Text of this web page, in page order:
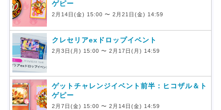
ゲピー
2月14日(金) 15:00 〜 2月21日(金) 14:59
クレセリアexドロップイベント
2月3日(月) 15:00 〜 2月17日(月) 14:59
ゲットチャレンジイベント前半：ヒコザル＆ト
ゲピー
2月7日(金) 15:00 〜 2月14日(金) 14:59